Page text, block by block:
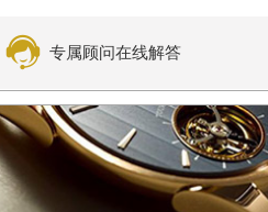
 专属顾问在线解答